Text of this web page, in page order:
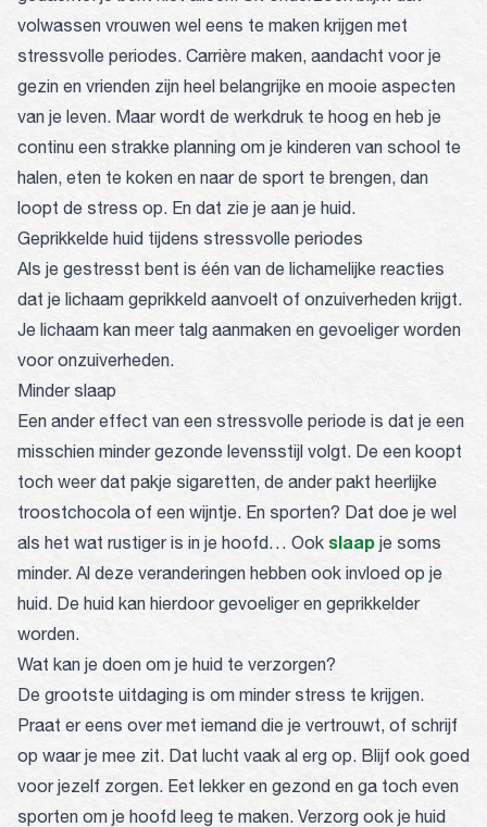
volwassen vrouwen wel eens te maken krijgen met
stressvolle periodes. Carrière maken, aandacht voor je
gezin en vrienden zijn heel belangrijke en mooie aspecten
van je leven. Maar wordt de werkdruk te hoog en heb je
continu een strakke planning om je kinderen van school te
halen, eten te koken en naar de sport te brengen, dan
loopt de stress op. En dat zie je aan je huid.
Geprikkelde huid tijdens stressvolle periodes
Als je gestresst bent is één van de lichamelijke reacties
dat je lichaam geprikkeld aanvoelt of onzuiverheden krijgt.
Je lichaam kan meer talg aanmaken en gevoeliger worden
voor onzuiverheden.
Minder slaap
Een ander effect van een stressvolle periode is dat je een
misschien minder gezonde levensstijl volgt. De een koopt
toch weer dat pakje sigaretten, de ander pakt heerlijke
troostchocola of een wijntje. En sporten? Dat doe je wel
als het wat rustiger is in je hoofd… Ook slaap je soms
minder. Al deze veranderingen hebben ook invloed op je
huid. De huid kan hierdoor gevoeliger en geprikkelder
worden.
Wat kan je doen om je huid te verzorgen?
De grootste uitdaging is om minder stress te krijgen.
Praat er eens over met iemand die je vertrouwt, of schrijf
op waar je mee zit. Dat lucht vaak al erg op. Blijf ook goed
voor jezelf zorgen. Eet lekker en gezond en ga toch even
sporten om je hoofd leeg te maken. Verzorg ook je huid